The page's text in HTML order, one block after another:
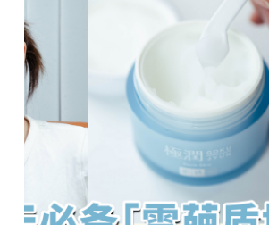
n
t